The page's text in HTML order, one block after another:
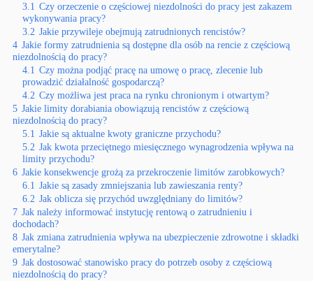
3.1 Czy orzeczenie o częściowej niezdolności do pracy jest zakazem
wykonywania pracy?
3.2 Jakie przywileje obejmują zatrudnionych rencistów?
4 Jakie formy zatrudnienia są dostępne dla osób na rencie z częściową
niezdolnością do pracy?
4.1 Czy można podjąć pracę na umowę o pracę, zlecenie lub
prowadzić działalność gospodarczą?
4.2 Czy możliwa jest praca na rynku chronionym i otwartym?
5 Jakie limity dorabiania obowiązują rencistów z częściową
niezdolnością do pracy?
5.1 Jakie są aktualne kwoty graniczne przychodu?
5.2 Jak kwota przeciętnego miesięcznego wynagrodzenia wpływa na
limity przychodu?
6 Jakie konsekwencje grożą za przekroczenie limitów zarobkowych?
6.1 Jakie są zasady zmniejszania lub zawieszania renty?
6.2 Jak oblicza się przychód uwzględniany do limitów?
7 Jak należy informować instytucję rentową o zatrudnieniu i
dochodach?
8 Jak zmiana zatrudnienia wpływa na ubezpieczenie zdrowotne i składki
emerytalne?
9 Jak dostosować stanowisko pracy do potrzeb osoby z częściową
niezdolnością do pracy?